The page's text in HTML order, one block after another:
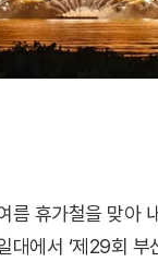
름 휴가철을 맞아
대에서 ‘제29회 부